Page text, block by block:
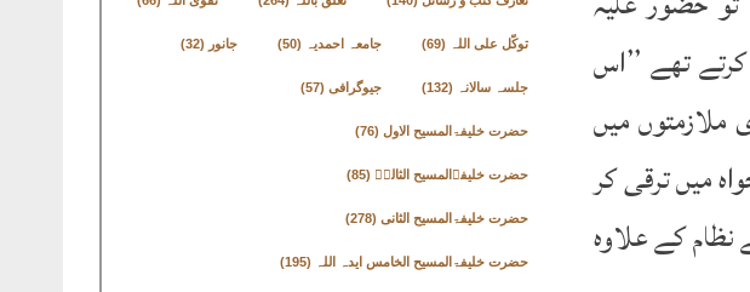
توکّل علی اللہ (69) جامعہ احمدیہ (50) جانور (32)
جلسہ سالانہ (132) جیوگرافی(57)
حضرت خلیفۃالمسیح الاول (76)
حضرت خلیفۃالمسیح الثالثؒ (85)
حضرت خلیفۃالمسیح الثانی(278)
حضرت خلیفۃالمسیح الخامس ایدہ اللہ (195)
تھے ’’اس
میں
میں ترقی کر
کے علاوہ